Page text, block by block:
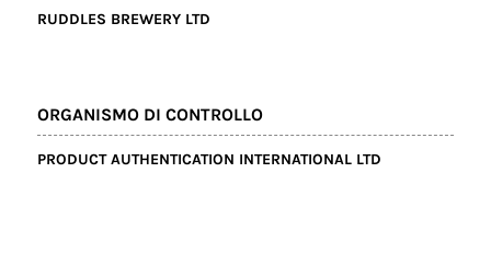
RUDDLES BREWERY LTD
ORGANISMO DI CONTROLLO
PRODUCT AUTHENTICATION INTERNATIONAL LTD